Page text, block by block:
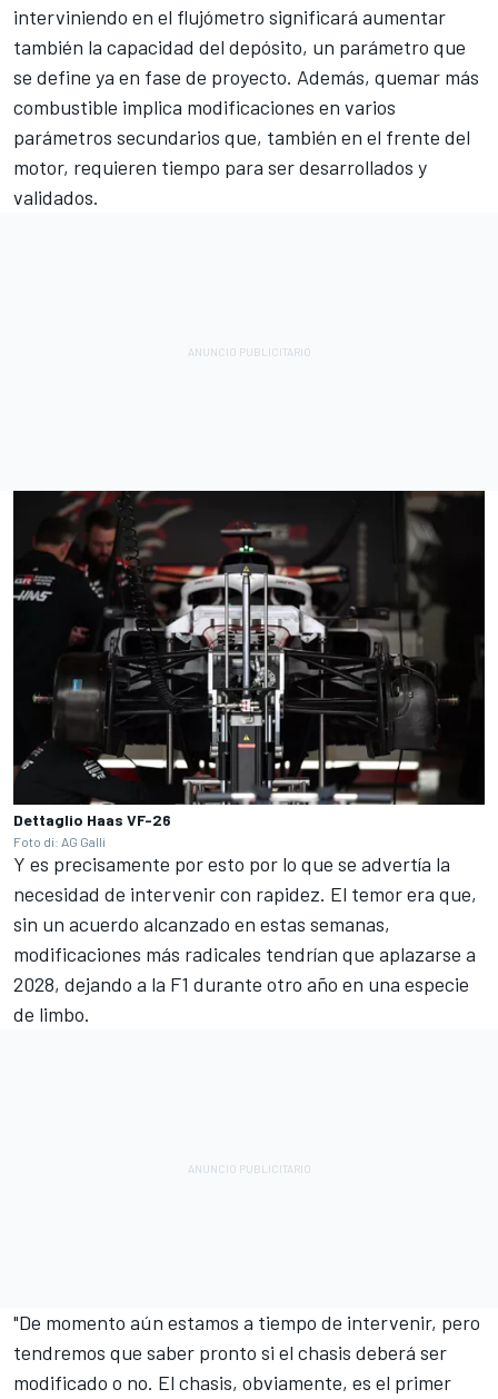
interviniendo en el flujómetro significará aumentar
también la capacidad del depósito, un parámetro que
se define ya en fase de proyecto. Además, quemar más
combustible implica modificaciones en varios
parámetros secundarios que, también en el frente del
motor, requieren tiempo para ser desarrollados y
validados.
Dettaglio Haas VF-26
Foto di: AG Galli
Y es precisamente por esto por lo que se advertía la
necesidad de intervenir con rapidez. El temor era que,
sin un acuerdo alcanzado en estas semanas,
modificaciones más radicales tendrían que aplazarse a
2028, dejando a la F1 durante otro año en una especie
de limbo.
"De momento aún estamos a tiempo de intervenir, pero
tendremos que saber pronto si el chasis deberá ser
modificado o no. El chasis, obviamente, es el primer